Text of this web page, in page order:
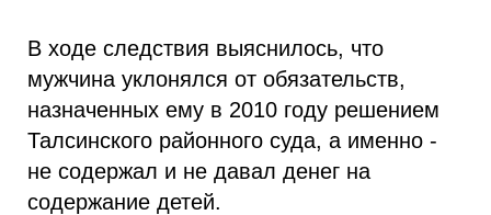
В ходе следствия выяснилось, что
мужчина уклонялся от обязательств,
назначенных ему в 2010 году решением
Талсинского районного суда, а именно -
не содержал и не давал денег на
содержание детей.